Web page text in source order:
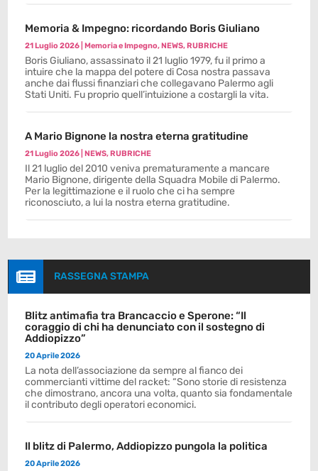
Memoria & Impegno: ricordando Boris Giuliano
21 Luglio 2026 |Memoria e Impegno,NEWS,RUBRICHE
Boris Giuliano, assassinato il 21 luglio 1979, fu il primo a
intuire che la mappa del potere di Cosa nostra passava
anche dai flussi finanziari che collegavano Palermo agli
Stati Uniti. Fu proprio quell’intuizione a costargli la vita.
A Mario Bignone la nostra eterna gratitudine
21 Luglio 2026 |NEWS,RUBRICHE
Il 21 luglio del 2010 veniva prematuramente a mancare
Mario Bignone, dirigente della Squadra Mobile di Palermo.
Per la legittimazione e il ruolo che ci ha sempre
riconosciuto, a lui la nostra eterna gratitudine.
 RASSEGNA STAMPA
Blitz antimafia tra Brancaccio e Sperone: “Il
coraggio di chi ha denunciato con il sostegno di
Addiopizzo”
20 Aprile 2026
La nota dell’associazione da sempre al fianco dei
commercianti vittime del racket: “Sono storie di resistenza
che dimostrano, ancora una volta, quanto sia fondamentale
il contributo degli operatori economici.
Il blitz di Palermo, Addiopizzo pungola la politica
20 Aprile 2026